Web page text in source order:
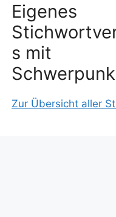
Eigenes
s mit
Zur Übersicht aller